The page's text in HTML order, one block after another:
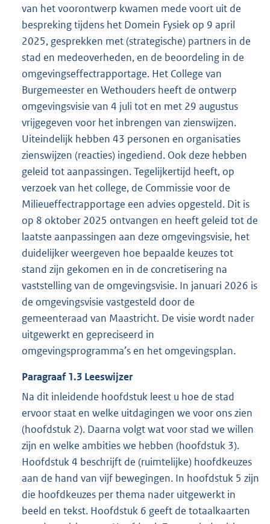
van het voorontwerp kwamen mede voort uit de
bespreking tijdens het Domein Fysiek op 9 april
2025, gesprekken met (strategische) partners in de
stad en medeoverheden, en de beoordeling in de
omgevingseffectrapportage. Het College van
Burgemeester en Wethouders heeft de ontwerp
omgevingsvisie van 4 juli tot en met 29 augustus
vrijgegeven voor het inbrengen van zienswijzen.
Uiteindelijk hebben 43 personen en organisaties
zienswijzen (reacties) ingediend. Ook deze hebben
geleid tot aanpassingen. Tegelijkertijd heeft, op
verzoek van het college, de Commissie voor de
Milieueffectrapportage een advies opgesteld. Dit is
op 8 oktober 2025 ontvangen en heeft geleid tot de
laatste aanpassingen aan deze omgevingsvisie, het
duidelijker weergeven hoe bepaalde keuzes tot
stand zijn gekomen en in de concretisering na
vaststelling van de omgevingsvisie. In januari 2026 is
de omgevingsvisie vastgesteld door de
gemeenteraad van Maastricht. De visie wordt nader
uitgewerkt en gepreciseerd in
omgevingsprogramma’s en het omgevingsplan.
Paragraaf1.3 Leeswijzer
Na dit inleidende hoofdstuk leest u hoe de stad
ervoor staat en welke uitdagingen we voor ons zien
(hoofdstuk 2). Daarna volgt wat voor stad we willen
zijn en welke ambities we hebben (hoofdstuk 3).
Hoofdstuk 4 beschrijft de (ruimtelijke) hoofdkeuzes
aan de hand van vijf bewegingen. In hoofdstuk 5 zijn
die hoofdkeuzes per thema nader uitgewerkt in
beeld en tekst. Hoofdstuk 6 geeft de totaalkaarten